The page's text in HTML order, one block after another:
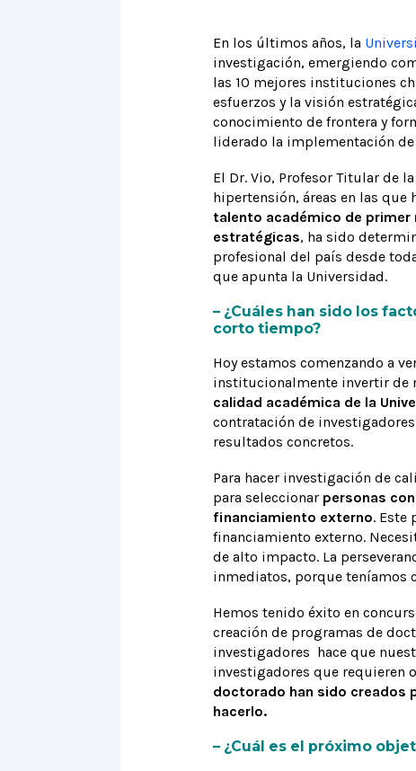
En los últimos años, la
investigación, emergiendo
las 10 mejores instituciones
esfuerzos y la visión
conocimiento de frontera y
liderado la implementación
El Dr. Vio, Profesor Titular de
hipertensión, áreas en las
talento académico de primer
estratégicas, ha sido
profesional del país desde
que apunta la Universidad.
– ¿Cuáles han sido los
corto tiempo?
Hoy estamos comenzando a
institucionalmente invertir de
calidad académica de la
contratación de
resultados concretos.
Para hacer investigación de
para seleccionar personas
financiamiento externo. Este
financiamiento externo.
de alto impacto. La
inmediatos, porque teníamos
Hemos tenido éxito en
creación de programas de
investigadores hace que
investigadores que requieren
doctorado han sido creados
hacerlo.
– ¿Cuál es el próximo